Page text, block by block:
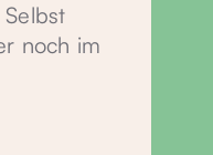
noch im